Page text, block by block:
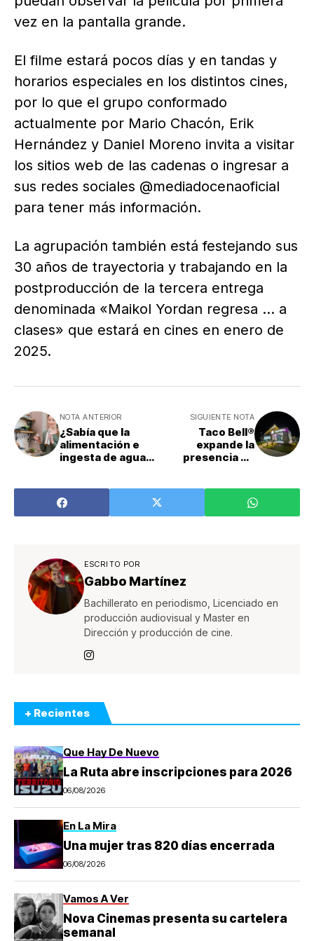
vez en la pantalla grande.
El filme estará pocos días y en tandas y
horarios especiales en los distintos cines,
por lo que el grupo conformado
actualmente por Mario Chacón, Erik
Hernández y Daniel Moreno invita a visitar
los sitios web de las cadenas o ingresar a
sus redes sociales @mediadocenaoficial
para tener más información.
La agrupación también está festejando sus
30 años de trayectoria y trabajando en la
postproducción de la tercera entrega
denominada «Maikol Yordan regresa … a
clases» que estará en cines en enero de
2025.
NOTA ANTERIOR
¿Sabía que la
alimentación e
ingesta de agua
el olor de la orina?
SIGUIENTE NOTA
Taco Bell®
expande la
presencia en
primer
restaurante en
Puntarenas
ESCRITO POR
Gabbo Martínez
Bachillerato en periodismo, Licenciado en
producción audiovisual y Master en
Dirección y producción de cine.
+ Recientes
Que Hay De Nuevo
La Ruta abre inscripciones para 2026
06/08/2026
En La Mira
Una mujer tras 820 días encerrada
06/08/2026
Vamos A Ver
Nova Cinemas presenta su cartelera
semanal